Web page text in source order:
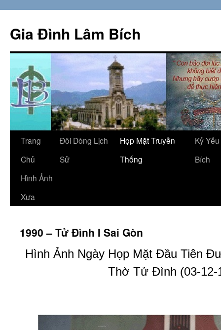
content
Gia Đình Lâm Bích
Trang
Chủ
Đôi Dòng Lịch
Sử
Họp Mặt Truyền
Thống
Kỷ
Bích
Hình Ảnh
Xưa
1990 – Tử Đình I Sai Gòn
Hình Ảnh Ngày Họp Mặt Đầu Tiên
Thờ Tử Đình (03-12-